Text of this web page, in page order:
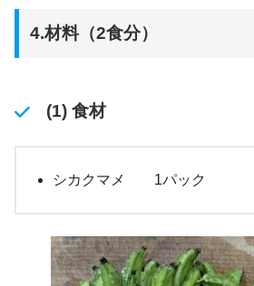
4.材料（2食分）
(1) 食材
シカクマメ 1パック